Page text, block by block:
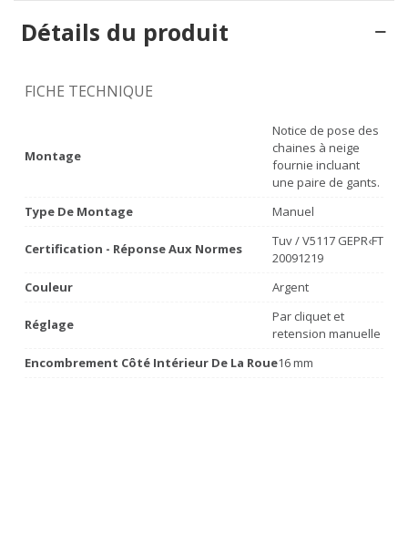
Détails du produit
FICHE TECHNIQUE
Montage
Notice de pose des
chaines à neige
fournie incluant
une paire de gants.
Type De Montage
Manuel
Certification - Réponse Aux Normes
Tuv / V5117 GEPR‹FT
20091219
Couleur
Argent
Réglage
Par cliquet et
retension manuelle
Encombrement Côté Intérieur De La Roue16 mm